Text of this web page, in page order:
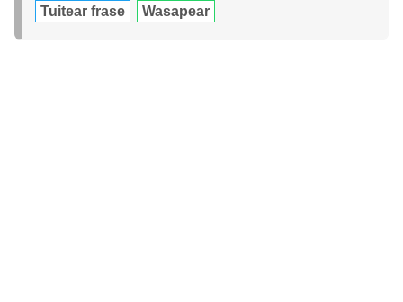
Tuitear frase Wasapear